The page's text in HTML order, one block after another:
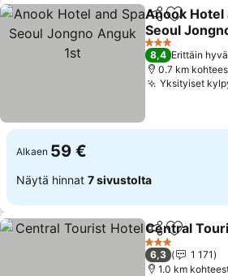
Jaa Lisää
Anook Hotel
Seoul
Katso hinnat
3 Tähtiluokitus
8,4 Erittäin hyvä
0.7 km
Yksityiset
Alkaen 59 €
Näytä hinnat 7 sivustolta
Jaa Lisää
Central
3 Tähtiluokitus
6,3
1 171
1.0 km